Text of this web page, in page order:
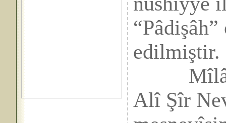
edilmiştir.
Mîlâdî
Alî Şîr